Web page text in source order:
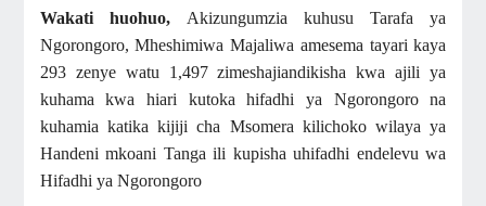
Wakati huohuo,Akizungumzia kuhusu Tarafa ya
Ngorongoro, Mheshimiwa Majaliwa amesema tayari kaya
293 zenye watu 1,497 zimeshajiandikisha kwa ajili ya
kuhama kwa hiari kutoka hifadhi ya Ngorongoro na
kuhamia katika kijiji cha Msomera kilichoko wilaya ya
Handeni mkoani Tanga ili kupisha uhifadhi endelevu wa
Hifadhi ya Ngorongoro